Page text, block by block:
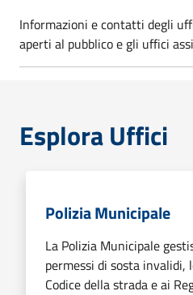
Informazioni e contatti degli
aperti al pubblico e gli uffici
Esplora Uffici
Polizia Municipale
La Polizia Municipale
permessi di sosta invalidi,
Codice della strada e ai